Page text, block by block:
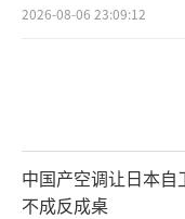
2026-08-06 23:09:12
中国产空调让日本
不成反成桌